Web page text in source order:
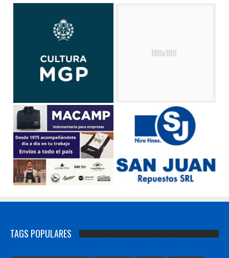
TAGS POPULARES